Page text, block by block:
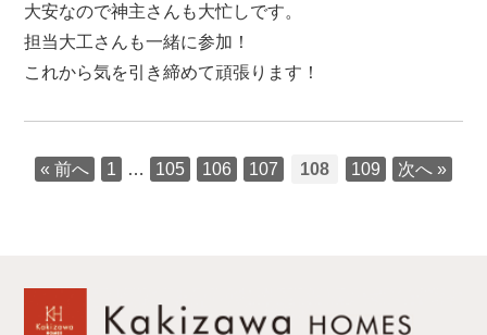
大安なので神主さんも大忙しです。
担当大工さんも一緒に参加！
これから気を引き締めて頑張ります！
« 前へ 1 … 105 106 107 108 109 次へ »